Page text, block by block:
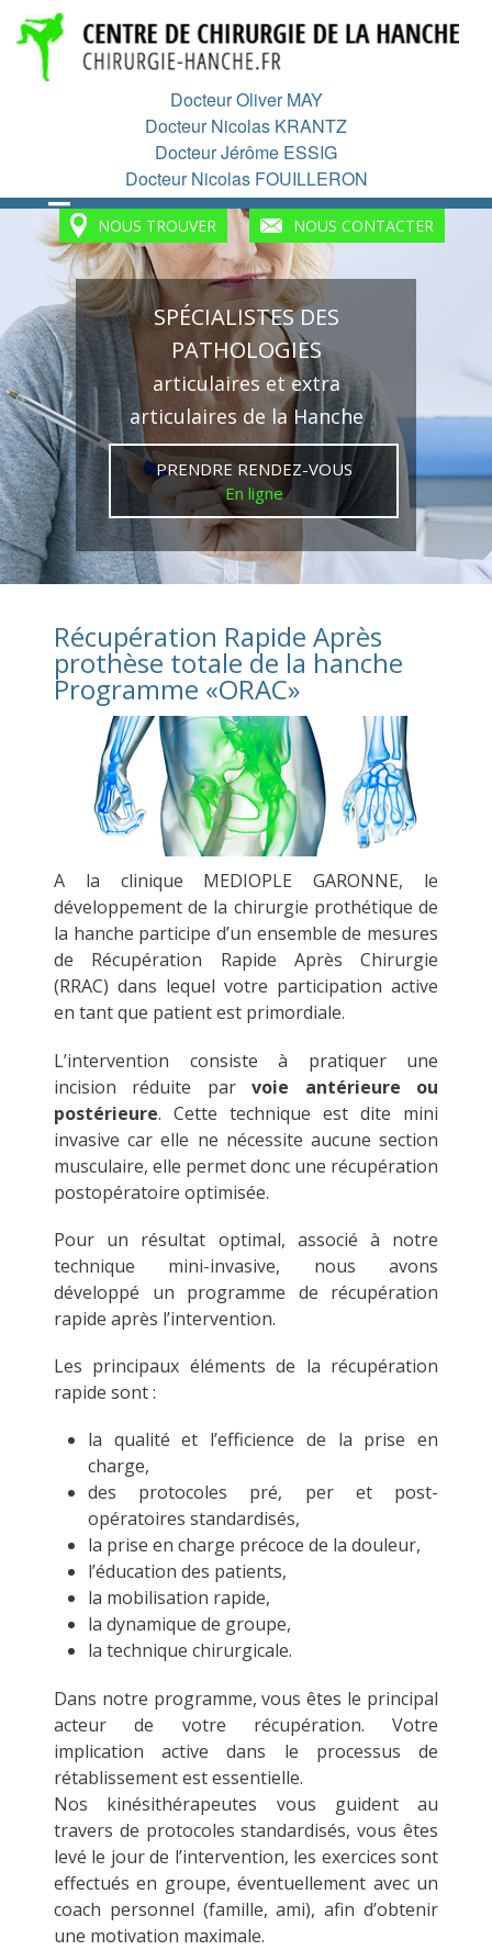
au
contenu
principal
Docteur Oliver MAY
Docteur Nicolas KRANTZ
Docteur Jérôme ESSIG
Docteur Nicolas FOUILLERON
NOUS TROUVER NOUS CONTACTER
SPÉCIALISTES DES
PATHOLOGIES
articulaires et extra
articulaires de la Hanche
PRENDRE RENDEZ-VOUS
En ligne
Récupération Rapide Après
prothèse totale de la hanche
Programme «ORAC»
A la clinique MEDIOPLE GARONNE, le
développement de la chirurgie prothétique de
la hanche participe d’un ensemble de mesures
de Récupération Rapide Après Chirurgie
(RRAC) dans lequel votre participation active
en tant que patient est primordiale.
L’intervention consiste à pratiquer une
incision réduite parvoie antérieure ou
postérieure. Cette technique est dite mini
invasive car elle ne nécessite aucune section
musculaire, elle permet donc une récupération
postopératoire optimisée.
Pour un résultat optimal, associé à notre
technique mini-invasive, nous avons
développé un programme de récupération
rapide après l’intervention.
Les principaux éléments de la récupération
rapide sont :
la qualité et l’efficience de la prise en
charge,
des protocoles pré, per et post-
opératoires standardisés,
la prise en charge précoce de la douleur,
l’éducation des patients,
la mobilisation rapide,
la dynamique de groupe,
la technique chirurgicale.
Dans notre programme, vous êtes le principal
acteur de votre récupération. Votre
implication active dans le processus de
rétablissement est essentielle.
Nos kinésithérapeutes vous guident au
travers de protocoles standardisés, vous êtes
levé le jour de l’intervention, les exercices sont
effectués en groupe, éventuellement avec un
coach personnel (famille, ami), afin d’obtenir
une motivation maximale.